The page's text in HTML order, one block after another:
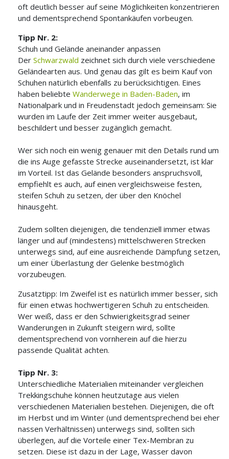
oft deutlich besser auf seine Möglichkeiten konzentrieren
und dementsprechend Spontankäufen vorbeugen.
Tipp Nr. 2:
Schuh und Gelände aneinander anpassen
Der Schwarzwald zeichnet sich durch viele verschiedene
Geländearten aus. Und genau das gilt es beim Kauf von
Schuhen natürlich ebenfalls zu berücksichtigen. Eines
haben beliebte Wanderwege in Baden-Baden, im
Nationalpark und in Freudenstadt jedoch gemeinsam: Sie
wurden im Laufe der Zeit immer weiter ausgebaut,
beschildert und besser zugänglich gemacht.
Wer sich noch ein wenig genauer mit den Details rund um
die ins Auge gefasste Strecke auseinandersetzt, ist klar
im Vorteil. Ist das Gelände besonders anspruchsvoll,
empfiehlt es auch, auf einen vergleichsweise festen,
steifen Schuh zu setzen, der über den Knöchel
hinausgeht.
Zudem sollten diejenigen, die tendenziell immer etwas
länger und auf (mindestens) mittelschweren Strecken
unterwegs sind, auf eine ausreichende Dämpfung setzen,
um einer Überlastung der Gelenke bestmöglich
vorzubeugen.
Zusatztipp: Im Zweifel ist es natürlich immer besser, sich
für einen etwas hochwertigeren Schuh zu entscheiden.
Wer weiß, dass er den Schwierigkeitsgrad seiner
Wanderungen in Zukunft steigern wird, sollte
dementsprechend von vornherein auf die hierzu
passende Qualität achten.
Tipp Nr. 3:
Unterschiedliche Materialien miteinander vergleichen
Trekkingschuhe können heutzutage aus vielen
verschiedenen Materialien bestehen. Diejenigen, die oft
im Herbst und im Winter (und dementsprechend bei eher
nassen Verhältnissen) unterwegs sind, sollten sich
überlegen, auf die Vorteile einer Tex-Membran zu
setzen. Diese ist dazu in der Lage, Wasser davon